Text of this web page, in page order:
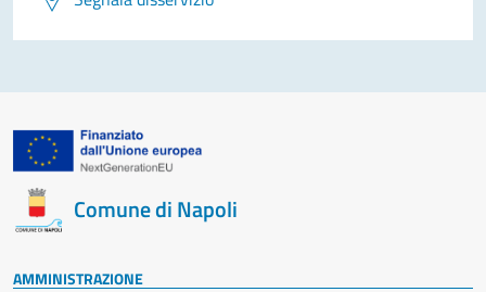
Comune di Napoli
AMMINISTRAZIONE